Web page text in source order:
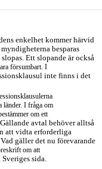
enkelhet kommer härvid
besparas
Ett slopande är också
försumbart. I
inte finns i det
länder. I fråga om
om ett
avtal behöver alltså
att vidta erforderliga
gäller det nu förevarande
om att
sida.